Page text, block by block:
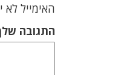
האימייל לא
התגובה